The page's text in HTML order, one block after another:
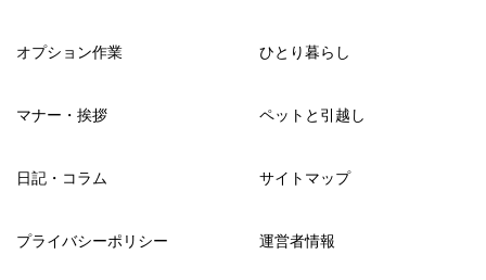
オプション作業 ひとり暮らし
マナー・挨拶 ペットと引越し
日記・コラム サイトマップ
プライバシーポリシー 運営者情報